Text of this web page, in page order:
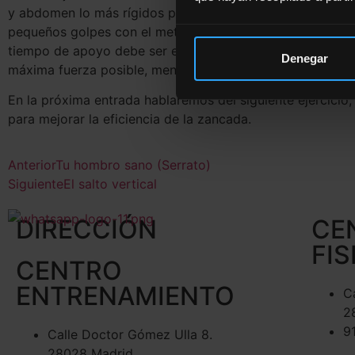
Denegar
y abdomen lo más rígidos posible, en estado de
pequeños golpes con el metatarso contra el suelo una y
tiempo de apoyo debe ser el menor posible y se ha de
máxima fuerza posible, menor tiempo de contacto en
En la próxima entrada hablaremos del siguiente
para mejorar la eficiencia de la zancada.
AnteriorTu hombro sano (Serrato)
SiguienteEl salto vertical
DIRECCIÓN
CENTRO
ENTRENAMIENTO
Calle Doctor Gómez Ulla 8.